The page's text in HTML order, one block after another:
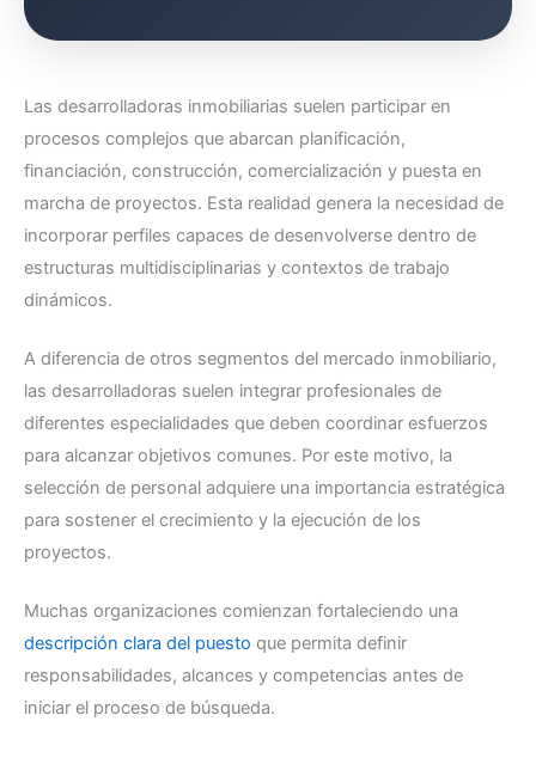
Las desarrolladoras inmobiliarias suelen participar en
procesos complejos que abarcan planificación,
financiación, construcción, comercialización y puesta en
marcha de proyectos. Esta realidad genera la necesidad de
incorporar perfiles capaces de desenvolverse dentro de
estructuras multidisciplinarias y contextos de trabajo
dinámicos.
A diferencia de otros segmentos del mercado inmobiliario,
las desarrolladoras suelen integrar profesionales de
diferentes especialidades que deben coordinar esfuerzos
para alcanzar objetivos comunes. Por este motivo, la
selección de personal adquiere una importancia estratégica
para sostener el crecimiento y la ejecución de los
proyectos.
Muchas organizaciones comienzan fortaleciendo una
descripción clara del puesto que permita definir
responsabilidades, alcances y competencias antes de
iniciar el proceso de búsqueda.